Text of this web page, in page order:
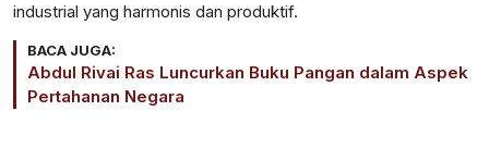
industrial yang harmonis dan produktif.
BACA JUGA:
Abdul Rivai Ras Luncurkan Buku Pangan dalam Aspek
Pertahanan Negara